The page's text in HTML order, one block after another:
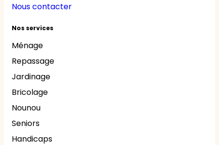
Nous contacter
Nos services
Ménage
Repassage
Jardinage
Bricolage
Nounou
Seniors
Handicaps